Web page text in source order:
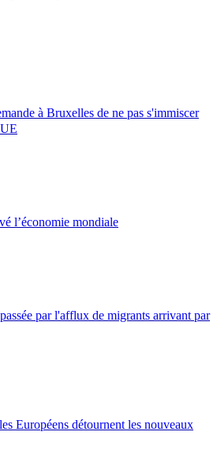
à Bruxelles de ne pas s'immiscer
l’économie mondiale
par l'afflux de migrants arrivant par
Européens détournent les nouveaux